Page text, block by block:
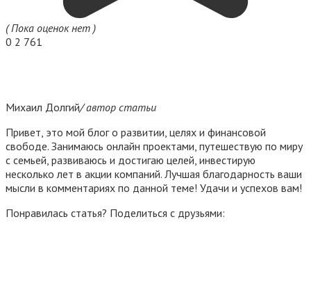
( Пока оценок нет )
0 2 761
Михаил Долгий/ автор статьи
Привет, это мой блог о развитии, целях и финансовой
свободе. Занимаюсь онлайн проектами, путешествую по миру
с семьей, развиваюсь и достигаю целей, инвестирую
несколько лет в акции компаний. Лучшая благодарность ваши
мысли в комментариях по данной теме! Удачи и успехов вам!
Понравилась статья? Поделиться с друзьями: